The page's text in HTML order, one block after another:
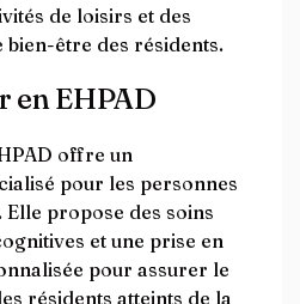
de loisirs et des
être des résidents.
en EHPAD
offre un
pour les personnes
propose des soins
et une prise en
pour assurer le
résidents atteints de la